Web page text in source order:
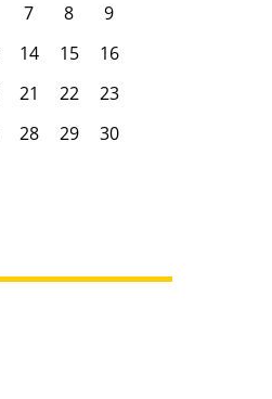
7 8
9
14 15
16
21 22
23
28 29
30